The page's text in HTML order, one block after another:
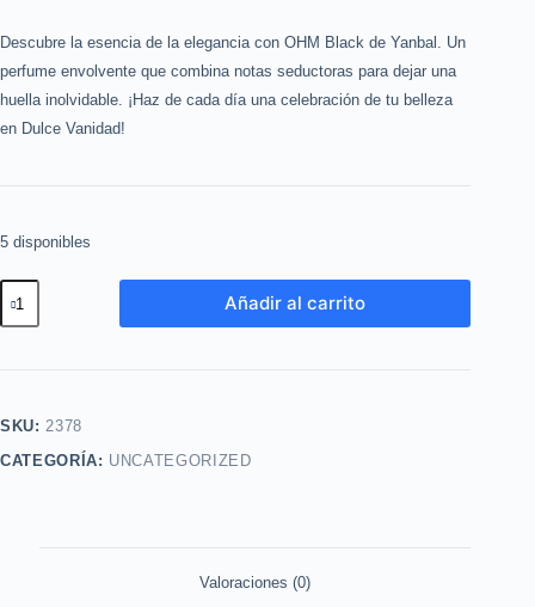
Descubre la esencia de la elegancia con OHM Black de Yanbal. Un
perfume envolvente que combina notas seductoras para dejar una
huella inolvidable. ¡Haz de cada día una celebración de tu belleza
en Dulce Vanidad!
5 disponibles
Black
Añadir al carrito
SKU:2378
CATEGORÍA: UNCATEGORIZED
Valoraciones (0)